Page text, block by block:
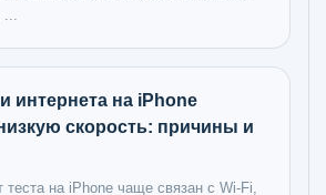
...
интернета на iPhone
скорость: причины и
теста на iPhone чаще связан с Wi‑Fi,